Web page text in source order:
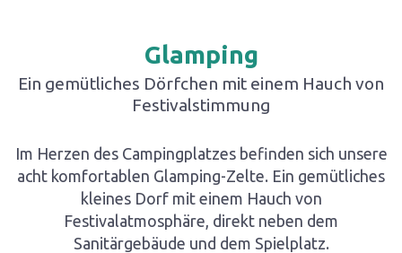
Glamping
Ein gemütliches Dörfchen mit einem Hauch von
Festivalstimmung
Im Herzen des Campingplatzes befinden sich unsere
acht komfortablen Glamping-Zelte. Ein gemütliches
kleines Dorf mit einem Hauch von
Festivalatmosphäre, direkt neben dem
Sanitärgebäude und dem Spielplatz.